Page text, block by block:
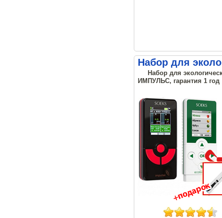
Набор для
Набор для
ИМПУЛЬС, гарантия 1 год